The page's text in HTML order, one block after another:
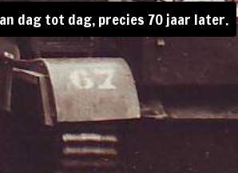
dag tot dag, precies 70 jaar later.